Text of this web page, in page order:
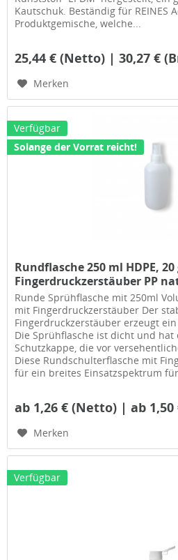
Kautschuk. Beständig für REINES
Produktgemische, welche...
25,44 € (Netto) | 30,27 €
Merken
Verfügbar
Solange der Vorrat reicht!
Rundflasche 250 ml HDPE,
Fingerdruckzerstäuber PP
Runde Sprühflasche mit 250ml
mit Fingerdruckzerstäuber Der
Fingerdruckzerstäuber erzeugt
Die Sprühflasche ist dicht und hat
Schutzkappe, die vor
Diese Rundschulterflasche mit
für ein breites Einsatzspektrum
ab 1,26 € (Netto) | ab
Merken
Verfügbar